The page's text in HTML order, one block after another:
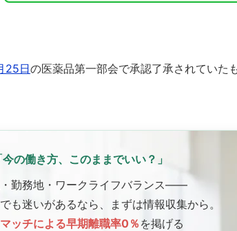
25日の医薬品第一部会で承認了承されていた
今の働き方、このままでいい？」
勤務地・ワークライフバランス——
も迷いがあるなら、まずは情報収集から。
ッチによる早期離職率0％ を掲げる